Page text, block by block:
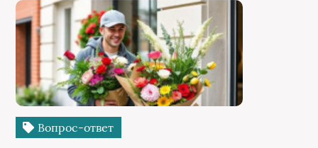
Вопрос-ответ